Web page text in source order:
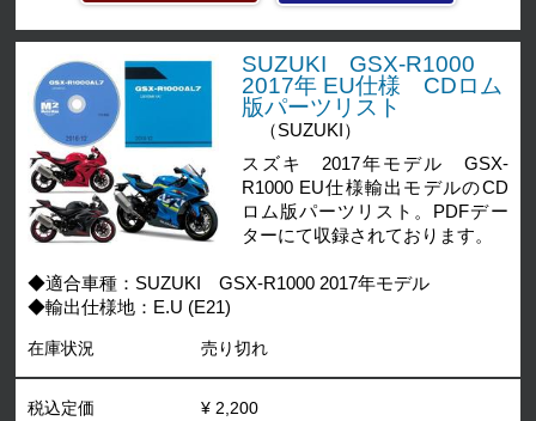
SUZUKI GSX-R1000
2017年 EU仕様 CDロム
版パーツリスト
（SUZUKI）
スズキ 2017年モデル GSX-
R1000 EU仕様輸出モデルのCD
ロム版パーツリスト。PDFデー
ターにて収録されております。
◆適合車種：SUZUKI GSX-R1000 2017年モデル
◆輸出仕様地：E.U (E21)
在庫状況 売り切れ
税込定価
¥ 2,200